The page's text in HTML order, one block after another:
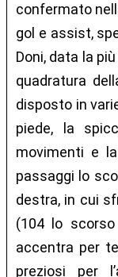
confermato
gol e assist,
Doni, data la
quadratura
disposto in
piede, la
movimenti e
passaggi lo
destra, in cui
(104 lo
accentra per
preziosi per